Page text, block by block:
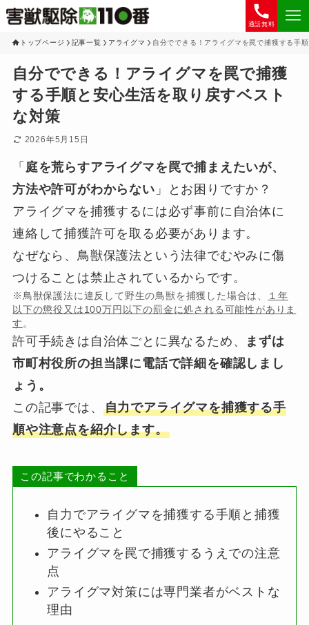
通話無料
トップページ 記事一覧 アライグマ 自分でできる！アライグマを罠で捕獲する手
自分でできる！アライグマを罠で捕獲
する手順と安心生活を取り戻すベスト
な対策
2026年5月15日
「 庭を荒らすアライグマを罠で捕まえたいが、
方法や許可がわからない 」とお困りですか？
アライグマを捕獲するには必ず事前に自治体に
連絡して捕獲許可を取る必要があります。
なぜなら、鳥獣保護法という法律でむやみに傷
つけることは禁止されているからです。
※鳥獣保護法に違反して野生の鳥獣を捕獲した場合は、
１年
以下の懲役又は100万円以下の罰金に処される可能性がありま
す。
許可手続きは自治体ごとに異なるため、
まずは
市町村役所の担当課に電話で詳細を確認しまし
ょう。
この記事では、 自力でアライグマを捕獲する手
順や注意点を紹介します。
この記事でわかること
自力でアライグマを捕獲する手順と捕獲
後にやること
アライグマを罠で捕獲するうえでの注意
点
アライグマ対策には専門業者がベストな
理由